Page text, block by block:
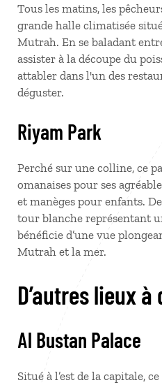
Tous les matins, les
grande halle climatisée
Mutrah. En se baladant
assister à la découpe du
attabler dans l'un des
déguster.
Riyam Park
Perché sur une colline, ce
omanaises pour ses
et manèges pour enfants.
tour blanche représentant
bénéficie d’une vue
Mutrah et la mer.
D’autres lieux
Al Bustan Palace
Situé à l’est de la capitale,